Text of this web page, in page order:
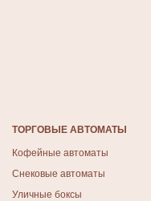
ТОРГОВЫЕ АВТОМАТЫ
Кофейные автоматы
Снековые автоматы
Уличные боксы